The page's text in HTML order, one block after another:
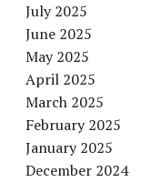
July 2025
June 2025
May 2025
April 2025
March 2025
February 2025
January 2025
December 2024